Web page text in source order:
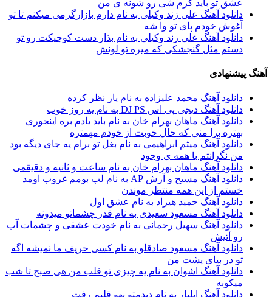
عشق تو باید گرم شی رو شونه ى من
دانلود آهنگ علی زند وکیلی به نام دارم بازارگرمی میكنم تا تو
آغوش خودم پای تو وا شه
دانلود آهنگ علی زند وکیلی به نام بذار دست كوچیكت رو تو
دستم مثل گنجشكی كه میره تو لونش
آهنگ پیشنهادی
دانلود آهنگ محمد علیزاده به نام یار نظر کرده
دانلود آهنگ دیجی پی اس DJ PS به نام یه روز خوب
دانلود آهنگ ماهان بهرام خان به نام باید یادم بره اینجوری
بهتره برا منی که حال خوبت از خودم مهمتره
دانلود آهنگ میثم ابراهیمی به نام بغل تو برام یه جای دیگه بود
من نگرانتم با همه ی وجود
دانلود آهنگ ماهان بهرام خان به نام ساعت و ثانیه و دقیقمی
دانلود آهنگ مسیح و آرش AP به نام لب بومم غروب اومد
خستم از این همه منتظر موندن
دانلود آهنگ حمید هیراد به نام عشق اول
دانلود آهنگ مسعود سعیدی به نام قدر چشماتو میدونه
دانلود آهنگ سهیل رحمانی به نام خودت عشقی و چشمات آب
رو آتیش
دانلود آهنگ مسعود صادقلو به نام کسی حریف ما نمیشه اگه
تو در بیای پشت من
دانلود آهنگ اشوان به نام یه چیزی تو قلب من هی صبح تا شب
میکوبه
دانلود آهنگ ایلیار به نام دیدمتو یهو قلبم رفت